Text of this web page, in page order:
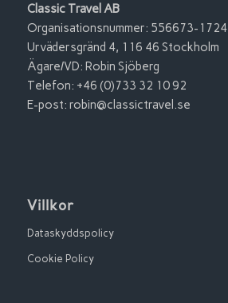
Classic Travel AB
Organisationsnummer: 556673-1724
Urvädersgränd 4, 116 46 Stockholm
Ägare/VD: Robin Sjöberg
Telefon: +46 (0)733 32 10 92
E-post: robin@classictravel.se
Villkor
Dataskyddspolicy
Cookie Policy